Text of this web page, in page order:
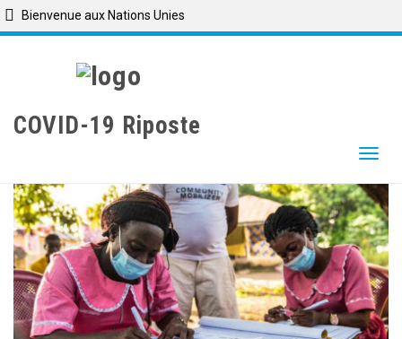
Bienvenue aux Nations Unies
COVID-19 Riposte